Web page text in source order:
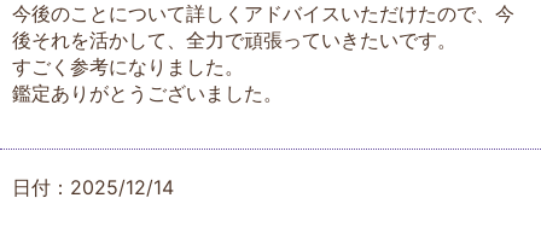
今後のことについて詳しくアドバイスいただけたので、今
後それを活かして、全力で頑張っていきたいです。
すごく参考になりました。
鑑定ありがとうございました。
日付：2025/12/14